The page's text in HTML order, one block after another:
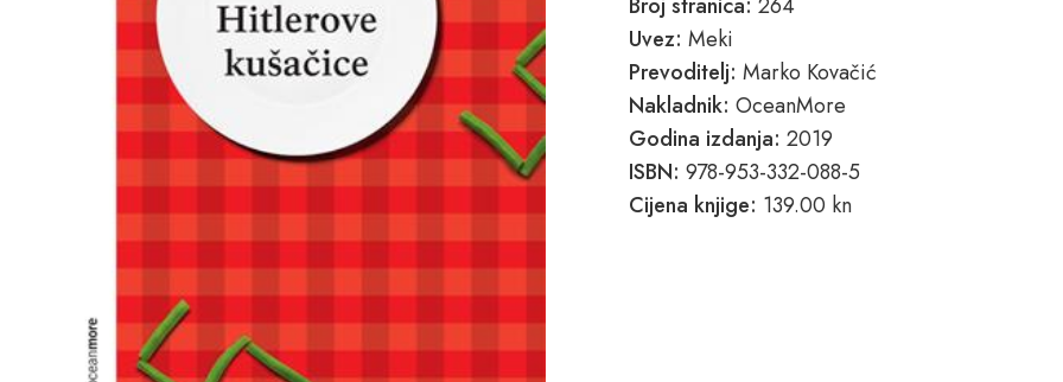
Uvez: Meki
Prevoditelj: Marko Kovačić
Nakladnik: OceanMore
Godina izdanja: 2019
ISBN: 978-953-332-088-5
Cijena knjige: 139.00 kn